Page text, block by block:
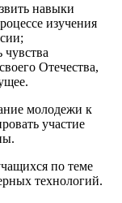
навыки
изучения
чувства
Отечества,
молодежи к
участие
по теме
технологий.